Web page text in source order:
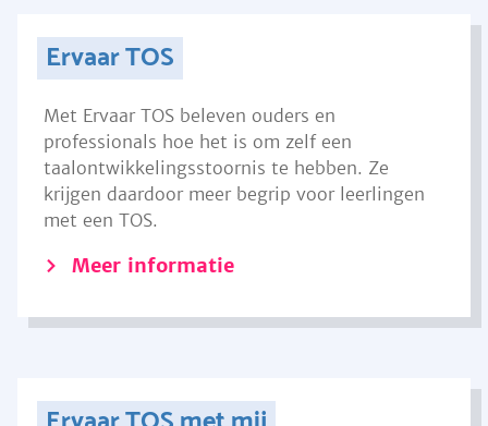
Ervaar TOS
Met Ervaar TOS beleven ouders en
professionals hoe het is om zelf een
taalontwikkelingsstoornis te hebben. Ze
krijgen daardoor meer begrip voor leerlingen
met een TOS.
Meer informatie